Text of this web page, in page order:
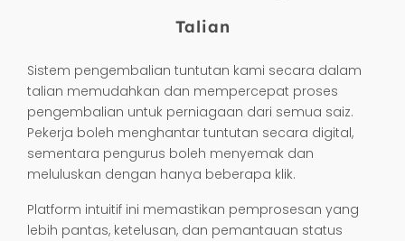
Talian
Sistem pengembalian tuntutan kami secara dalam
talian memudahkan dan mempercepat proses
pengembalian untuk perniagaan dari semua saiz.
Pekerja boleh menghantar tuntutan secara digital,
sementara pengurus boleh menyemak dan
meluluskan dengan hanya beberapa klik.
Platform intuitif ini memastikan pemprosesan yang
lebih pantas, ketelusan, dan pemantauan status